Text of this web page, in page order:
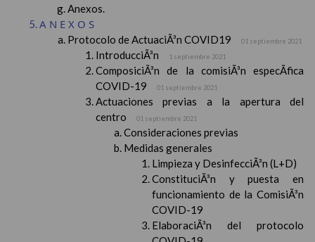
Anexos.
ANEXOS
Protocolo de ActuaciÃ³n COVID19 01 septiembre 2021
IntroducciÃ³n 1 septiembre 2021
ComposiciÃ³n de la comisiÃ³n especÃ­fica
COVID-19
01 septiembre 2021
Actuaciones previas a la apertura del
centro
01 septiembre 2021
Consideraciones previas
Medidas generales
Limpieza y DesinfecciÃ³n (L+D)
ConstituciÃ³n y puesta en
funcionamiento de la ComisiÃ³n
COVID-19
ElaboraciÃ³n del protocolo